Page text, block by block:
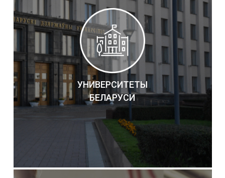
УНИВЕРСИТЕТЫ
БЕЛАРУСИ